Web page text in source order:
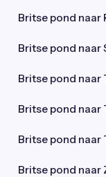
Britse pond naar
Britse pond naar
Britse pond naar
Britse pond naar
Britse pond naar
Britse pond naar